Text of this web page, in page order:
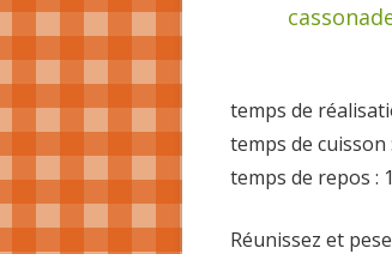
temps de
temps de cuisson
temps de repos :
Réunissez et